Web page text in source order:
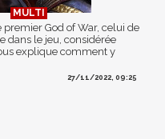
God of War, celui de
dans le jeu, considérée
explique comment y
27/11/2022, 09:25